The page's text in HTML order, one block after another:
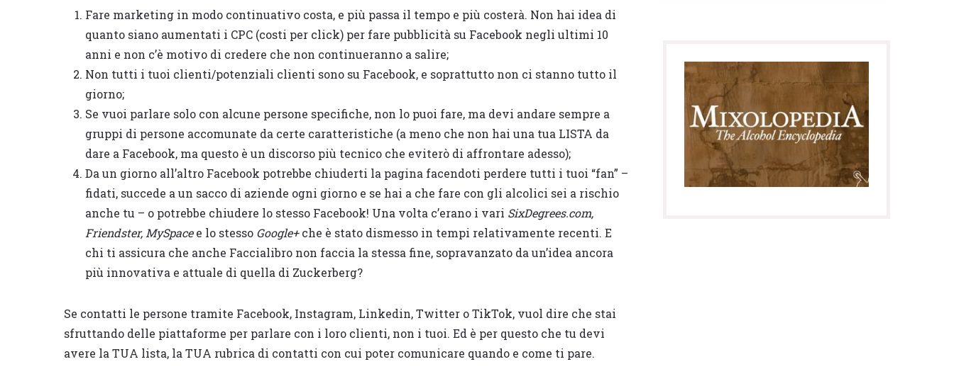
Fare marketing in modo continuativo costa, e più passa il tempo e più costerà. Non hai idea di
quanto siano aumentati i CPC (costi per click) per fare pubblicità su Facebook negli ultimi 10
anni e non c’è motivo di credere che non continueranno a salire;
Non tutti i tuoi clienti/potenziali clienti sono su Facebook, e soprattutto non ci stanno tutto il
giorno;
Se vuoi parlare solo con alcune persone specifiche, non lo puoi fare, ma devi andare sempre a
gruppi di persone accomunate da certe caratteristiche (a meno che non hai una tua LISTA da
dare a Facebook, ma questo è un discorso più tecnico che eviterò di affrontare adesso);
Da un giorno all’altro Facebook potrebbe chiuderti la pagina facendoti perdere tutti i tuoi “fan” –
fidati, succede a un sacco di aziende ogni giorno e se hai a che fare con gli alcolici sei a rischio
anche tu – o potrebbe chiudere lo stesso Facebook! Una volta c’erano i vari SixDegrees.com,
Friendster, MySpacee lo stesso Google+che è stato dismesso in tempi relativamente recenti. E
chi ti assicura che anche Faccialibro non faccia la stessa fine, sopravanzato da un’idea ancora
più innovativa e attuale di quella di Zuckerberg?
Se contatti le persone tramite Facebook, Instagram, Linkedin, Twitter o TikTok, vuol dire che stai
sfruttando delle piattaforme per parlare con i loro clienti, non i tuoi. Ed è per questo che tu devi
avere la TUA lista, la TUA rubrica di contatti con cui poter comunicare quando e come ti pare.